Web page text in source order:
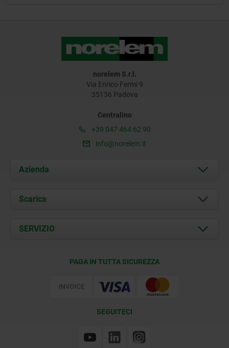
norelem S.r.l.
Via Enrico Fermi 9
35136 Padova
Centralino
+39 047 464 62 90
info@norelem.it
Azienda
Chi siamo
Contatti
Scarica
Documents
SERVIZIO
PAGA IN TUTTA SICUREZZA
SEGUITECI